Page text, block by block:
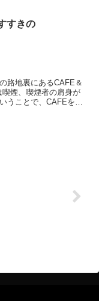
すきの
路地裏にあるCAFE＆
煙、喫煙者の肩身が
うことで、CAFEを名